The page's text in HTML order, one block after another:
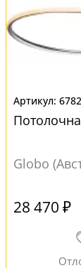
Globo
28 470 ₽